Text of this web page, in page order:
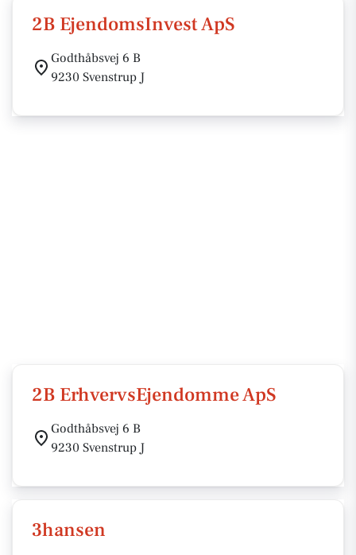
2B EjendomsInvest ApS
Godthåbsvej 6 B
9230 Svenstrup J
2B ErhvervsEjendomme ApS
Godthåbsvej 6 B
9230 Svenstrup J
3hansen